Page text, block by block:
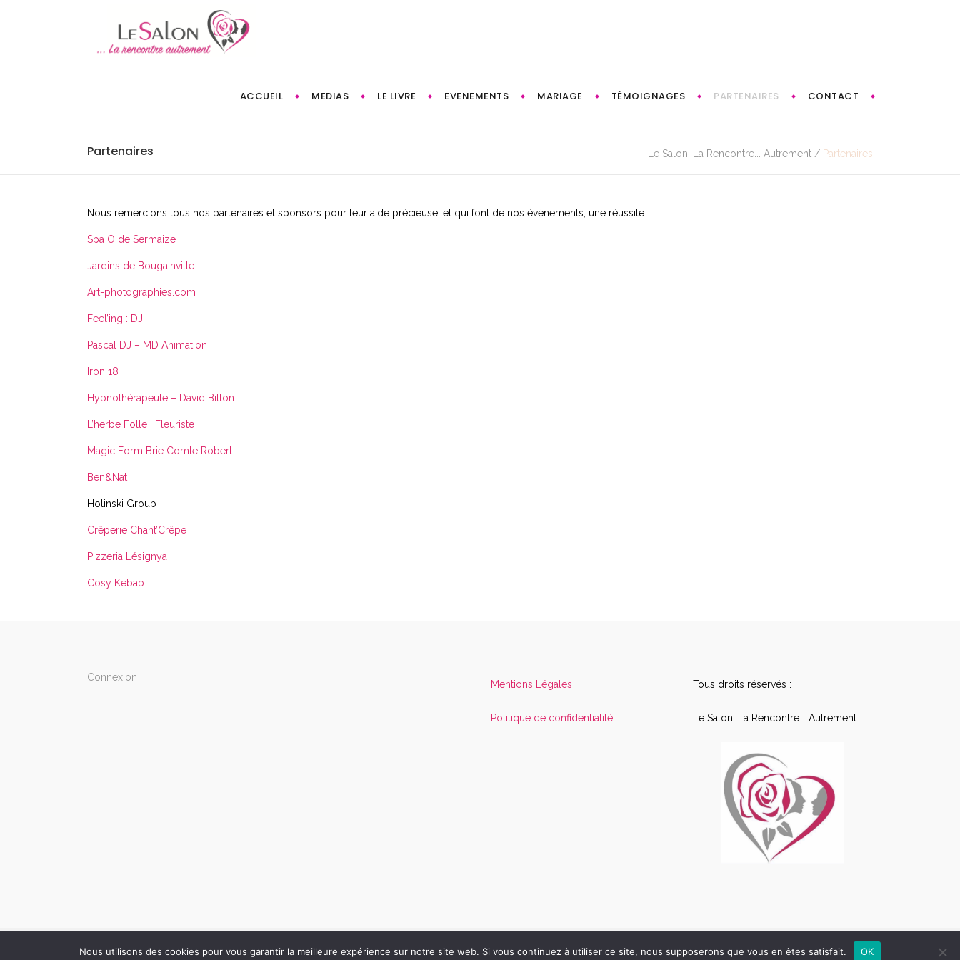
ACCUEIL MEDIAS LE LIVRE EVENEMENTS MARIAGE TÉMOIGNAGES PARTENAIRES CONTACT
Partenaires Le Salon, La Rencontre... Autrement / Partenaires
Nous remercions tous nos partenaires et sponsors pour leur aide précieuse, et qui font de nos événements, une réussite.
Spa O de Sermaize
Jardins de Bougainville
Art-photographies.com
Feel’ing : DJ
Pascal DJ – MD Animation
Iron 18
Hypnothérapeute – David Bitton
L’herbe Folle : Fleuriste
Magic Form Brie Comte Robert
Ben&Nat
Holinski Group
Crêperie Chant’Crêpe
Pizzeria Lésignya
Cosy Kebab
Connexion
Mentions Légales
Politique de confidentialité
Tous droits réservés :
Le Salon, La Rencontre... Autrement
Nous utilisons des cookies pour vous garantir la meilleure expérience sur notre site web. Si vous continuez à utiliser ce site, nous supposerons que vous en êtes satisfait. OK